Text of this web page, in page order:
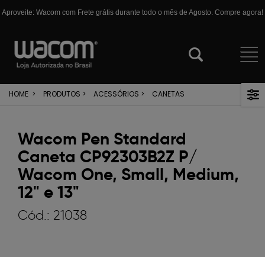
Aproveite: Wacom com Frete grátis durante todo o mês de Agosto. Compre agora!
HOME > PRODUTOS > ACESSÓRIOS > CANETAS
Wacom Pen Standard
Caneta CP92303B2Z P/
Wacom One, Small, Medium,
12" e 13"
Cód.: 21038